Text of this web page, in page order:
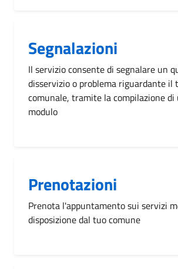
Segnalazioni
Il servizio consente di segnalare un
disservizio o problema riguardante
comunale, tramite la compilazione di
modulo
Prenotazioni
Prenota l'appuntamento sui servizi
disposizione dal tuo comune